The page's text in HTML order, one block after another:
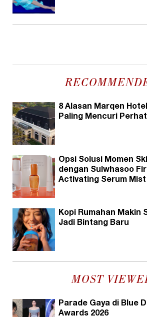
8 Alasan Marqen
Paling Mencuri
Opsi Solusi Momen
dengan Sulwhasoo
Activating Serum Mist
Kopi Rumahan Makin
Jadi Bintang Baru
MOST
Parade Gaya di Blue
Awards 2026